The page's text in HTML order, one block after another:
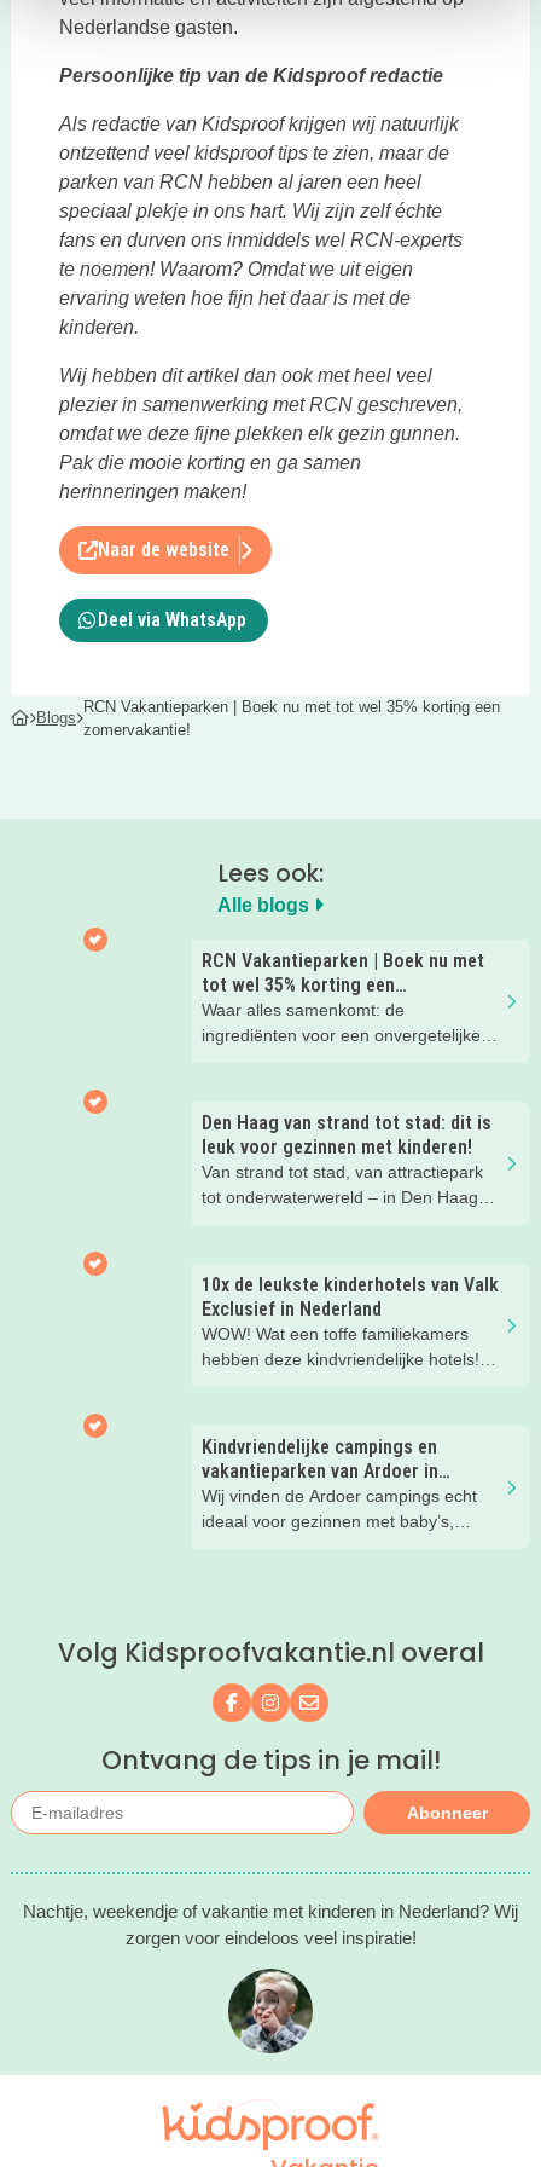
Nederlandse gasten.
Persoonlijke tip van de Kidsproof redactie
Als redactie van Kidsproof krijgen wij natuurlijk
ontzettend veel kidsproof tips te zien, maar de
parken van RCN hebben al jaren een heel
speciaal plekje in ons hart. Wij zijn zelf échte
fans en durven ons inmiddels wel RCN-experts
te noemen! Waarom? Omdat we uit eigen
ervaring weten hoe fijn het daar is met de
kinderen.
Wij hebben dit artikel dan ook met heel veel
plezier in samenwerking met RCN geschreven,
omdat we deze fijne plekken elk gezin gunnen.
Pak die mooie korting en ga samen
herinneringen maken!
Naar de website
Deel via WhatsApp
Blogs
RCN Vakantieparken | Boek nu met tot wel 35% korting een
zomervakantie!
Lees ook:
Alle blogs
RCN Vakantieparken | Boek nu met
tot wel 35% korting een
zomervakantie!
Waar alles samenkomt: de
ingrediënten voor een onvergetelijke
Den Haag van strand tot stad: dit is
leuk voor gezinnen met kinderen!
Van strand tot stad, van attractiepark
tot onderwaterwereld – in Den Haag
ontspannen met een lekkere lunch op
het strand en een duik in zee. Heerlijk!
10x de leukste kinderhotels van Valk
Exclusief in Nederland
WOW! Wat een toffe familiekamers
hebben deze kindvriendelijke hotels!
kinderhotels van Valk Exclusief en
boek een heerlijk nachtje weg met je
kind(eren).
Kindvriendelijke campings en
vakantieparken van Ardoer in
Nederland
Wij vinden de Ardoer campings echt
ideaal voor gezinnen met baby’s,
Volg Kidsproofvakantie.nl overal
Volg ons op Facebook
Volg ons op Instagram
Mail ons
Ontvang de tips in je mail!
Abonneer
Nachtje, weekendje of vakantie met kinderen in Nederland? Wij
zorgen voor eindeloos veel inspiratie!